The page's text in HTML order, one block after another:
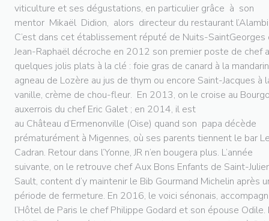
viticulture et ses dégustations, en particulier grâce à son
mentor Mikaël Didion, alors directeur du restaurant
C’est dans cet établissement réputé de Nuits-SaintGeorges
Jean-Raphaël décroche en 2012 son premier poste de chef
quelques jolis plats à la clé : foie gras de canard à la
agneau de Lozère au jus de thym ou encore Saint-Jacques à
vanille, crème de chou-fleur. En 2013, on le croise au
auxerrois du chef Eric Galet ; en 2014, il est
au Château d’Ermenonville (Oise) quand son papa décède
prématurément à Migennes, où ses parents tiennent le bar
Cadran. Retour dans l’Yonne, JR n’en bougera plus. L’année
suivante, on le retrouve chef Aux Bons Enfants de Saint-
Sault, content d’y maintenir le Bib Gourmand Michelin après
période de fermeture. En 2016, le voici sénonais,
l’Hôtel de Paris le chef Philippe Godard et son épouse Odile.